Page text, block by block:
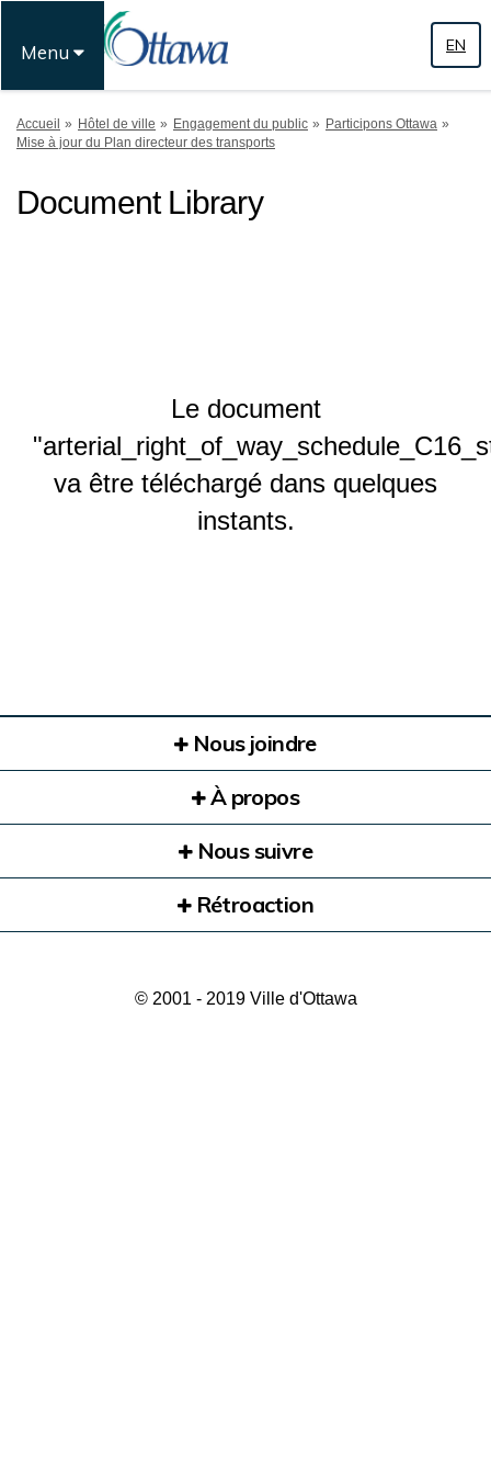
Menu EN
Vous êtes ici:
Accueil Hôtel de ville Engagement du public
Participons Ottawa
Mise à jour du Plan directeur des transports
Document Library
Le document
va être téléchargé dans quelques
instants.
Nous joindre
À propos
Nous suivre
Rétroaction
© 2001 - 2019 Ville d'Ottawa